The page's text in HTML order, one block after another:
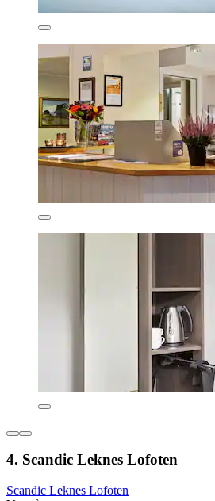
4. Scandic Leknes Lofoten
Scandic Leknes Lofoten